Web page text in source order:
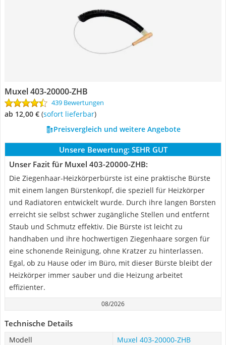
Muxel 403-20000-ZHB
439 Bewertungen
ab 12,00 € ( Sofort lieferbar)
Preisvergleich und weitere Angebote
Unsere Bewertung: SEHR GUT
Unser Fazit für Muxel 403-20000-ZHB:
Die Ziegenhaar-Heizkörperbürste ist eine praktische Bürste
mit einem langen Bürstenkopf, die speziell für Heizkörper
und Radiatoren entwickelt wurde. Durch ihre langen Borsten
erreicht sie selbst schwer zugängliche Stellen und entfernt
Staub und Schmutz effektiv. Die Bürste ist leicht zu
handhaben und ihre hochwertigen Ziegenhaare sorgen für
eine schonende Reinigung, ohne Kratzer zu hinterlassen.
Egal, ob zu Hause oder im Büro, mit dieser Bürste bleibt der
Heizkörper immer sauber und die Heizung arbeitet
effizienter.
08/2026
Technische Details
Modell
Muxel 403-20000-ZHB